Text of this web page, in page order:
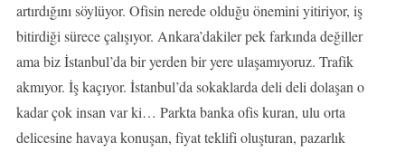
artırdığını söylüyor. Ofisin nerede olduğu önemini yitiriyor, iş
bitirdiği sürece çalışıyor. Ankara’dakiler pek farkında değiller
ama biz İstanbul’da bir yerden bir yere ulaşamıyoruz. Trafik
akmıyor. İş kaçıyor. İstanbul’da sokaklarda deli deli dolaşan o
kadar çok insan var ki… Parkta banka ofis kuran, ulu orta
delicesine havaya konuşan, fiyat teklifi oluşturan, pazarlık